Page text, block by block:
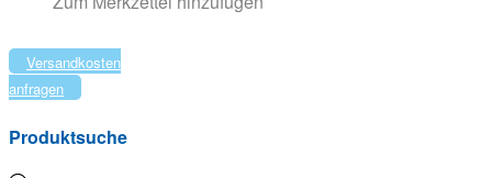
Versandkosten
anfragen
Produktsuche